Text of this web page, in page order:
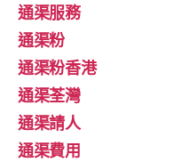
通渠服務
通渠粉
通渠粉香港
通渠荃灣
通渠請人
通渠費用